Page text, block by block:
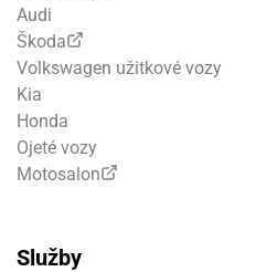
Audi
Škoda
Volkswagen užitkové vozy
Kia
Honda
Ojeté vozy
Motosalon
Služby